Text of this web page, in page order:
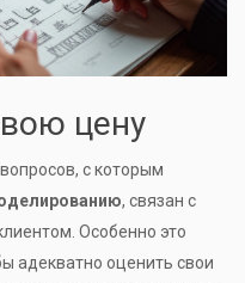
цену
с которым
, связан с
Особенно это
адекватно оценить свои